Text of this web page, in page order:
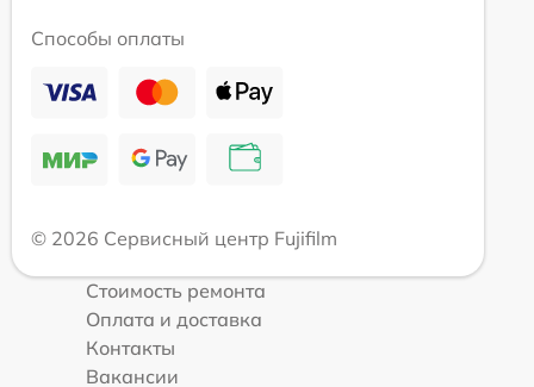
Способы оплаты
© 2026 Сервисный центр Fujifilm
Стоимость ремонта
Оплата и доставка
Контакты
Вакансии